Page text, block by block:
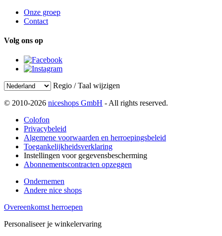
Onze groep
Contact
Volg ons op
Regio / Taal wijzigen
© 2010-2026 niceshops GmbH - All rights reserved.
Colofon
Privacybeleid
Algemene voorwaarden en herroepingsbeleid
Toegankelijkheidsverklaring
Instellingen voor gegevensbescherming
Abonnementscontracten opzeggen
Ondernemen
Andere nice shops
Overeenkomst herroepen
Personaliseer je winkelervaring